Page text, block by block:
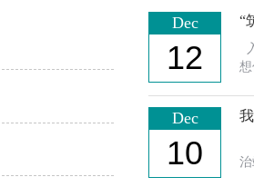
Dec
12
“
Dec
10